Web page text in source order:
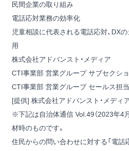
民間企業の取り組み
電話応対業務の効率化
児童相談に代表される電話応対、DXの
用
株式会社アドバンスト・メディア
CTI事業部 営業グループ サブセクシ
CTI事業部 営業グループ セールス担
[提供] 株式会社アドバンスト・メディ
※下記は自治体通信 Vol.49（2023年4
材時のものです。
住民からの問い合わせに対する「電話